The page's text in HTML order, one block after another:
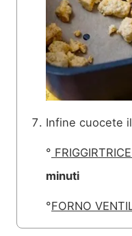
Infine cuocete
°
minuti
°FORNO